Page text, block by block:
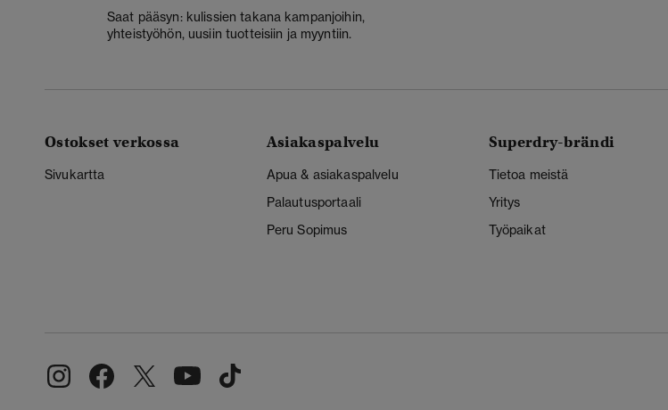
Saat pääsyn: kulissien takana kampanjoihin,
yhteistyöhön, uusiin tuotteisiin ja myyntiin.
Ostokset verkossa
Sivukartta
Asiakaspalvelu
Apua & asiakaspalvelu
Palautusportaali
Peru Sopimus
Superdry-brändi
Tietoa meistä
Yritys
Työpaikat